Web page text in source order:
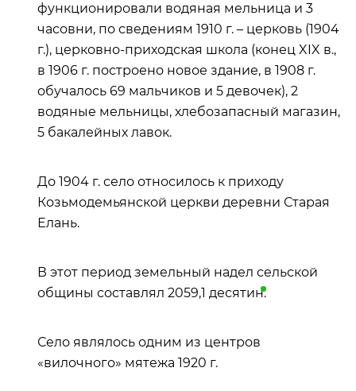
функционировали водяная мельница и 3
часовни, по сведениям 1910 г. – церковь (1904
г.), церковно-приходская школа (конец XIX в.,
в 1906 г. построено новое здание, в 1908 г.
обучалось 69 мальчиков и 5 девочек), 2
водяные мельницы, хлебозапасный магазин,
5 бакалейных лавок.
До 1904 г. село относилось к приходу
Козьмодемьянской церкви деревни Старая
Елань.
В этот период земельный надел сельской
общины составлял 2059,1 десятин.
Село являлось одним из центров
«вилочного» мятежа 1920 г.